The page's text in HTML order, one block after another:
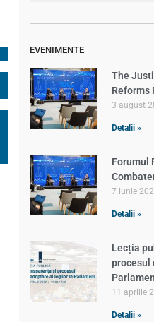
EVENIMENTE
The
Reforms
3 august
Detalii »
Forumul
7 iunie
Detalii »
Lecția
procesul
11 aprilie
Detalii »